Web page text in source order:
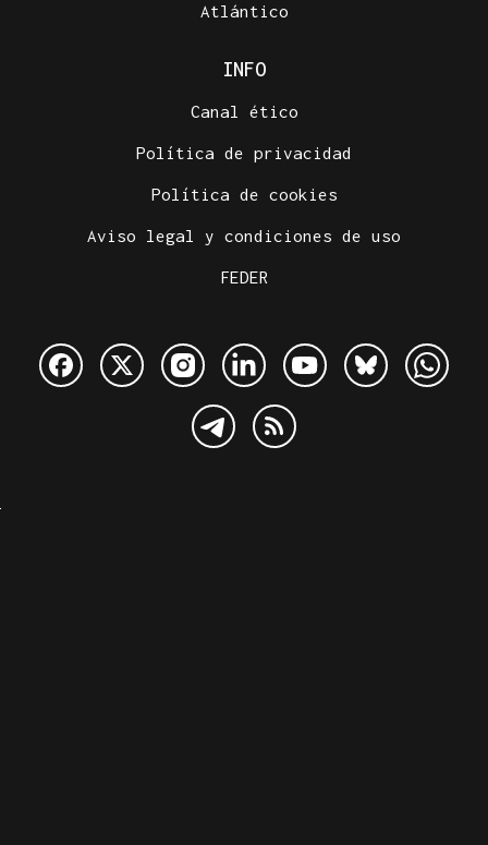
Atlántico
INFO
Canal ético
Política de privacidad
Política de cookies
Aviso legal y condiciones de uso
FEDER